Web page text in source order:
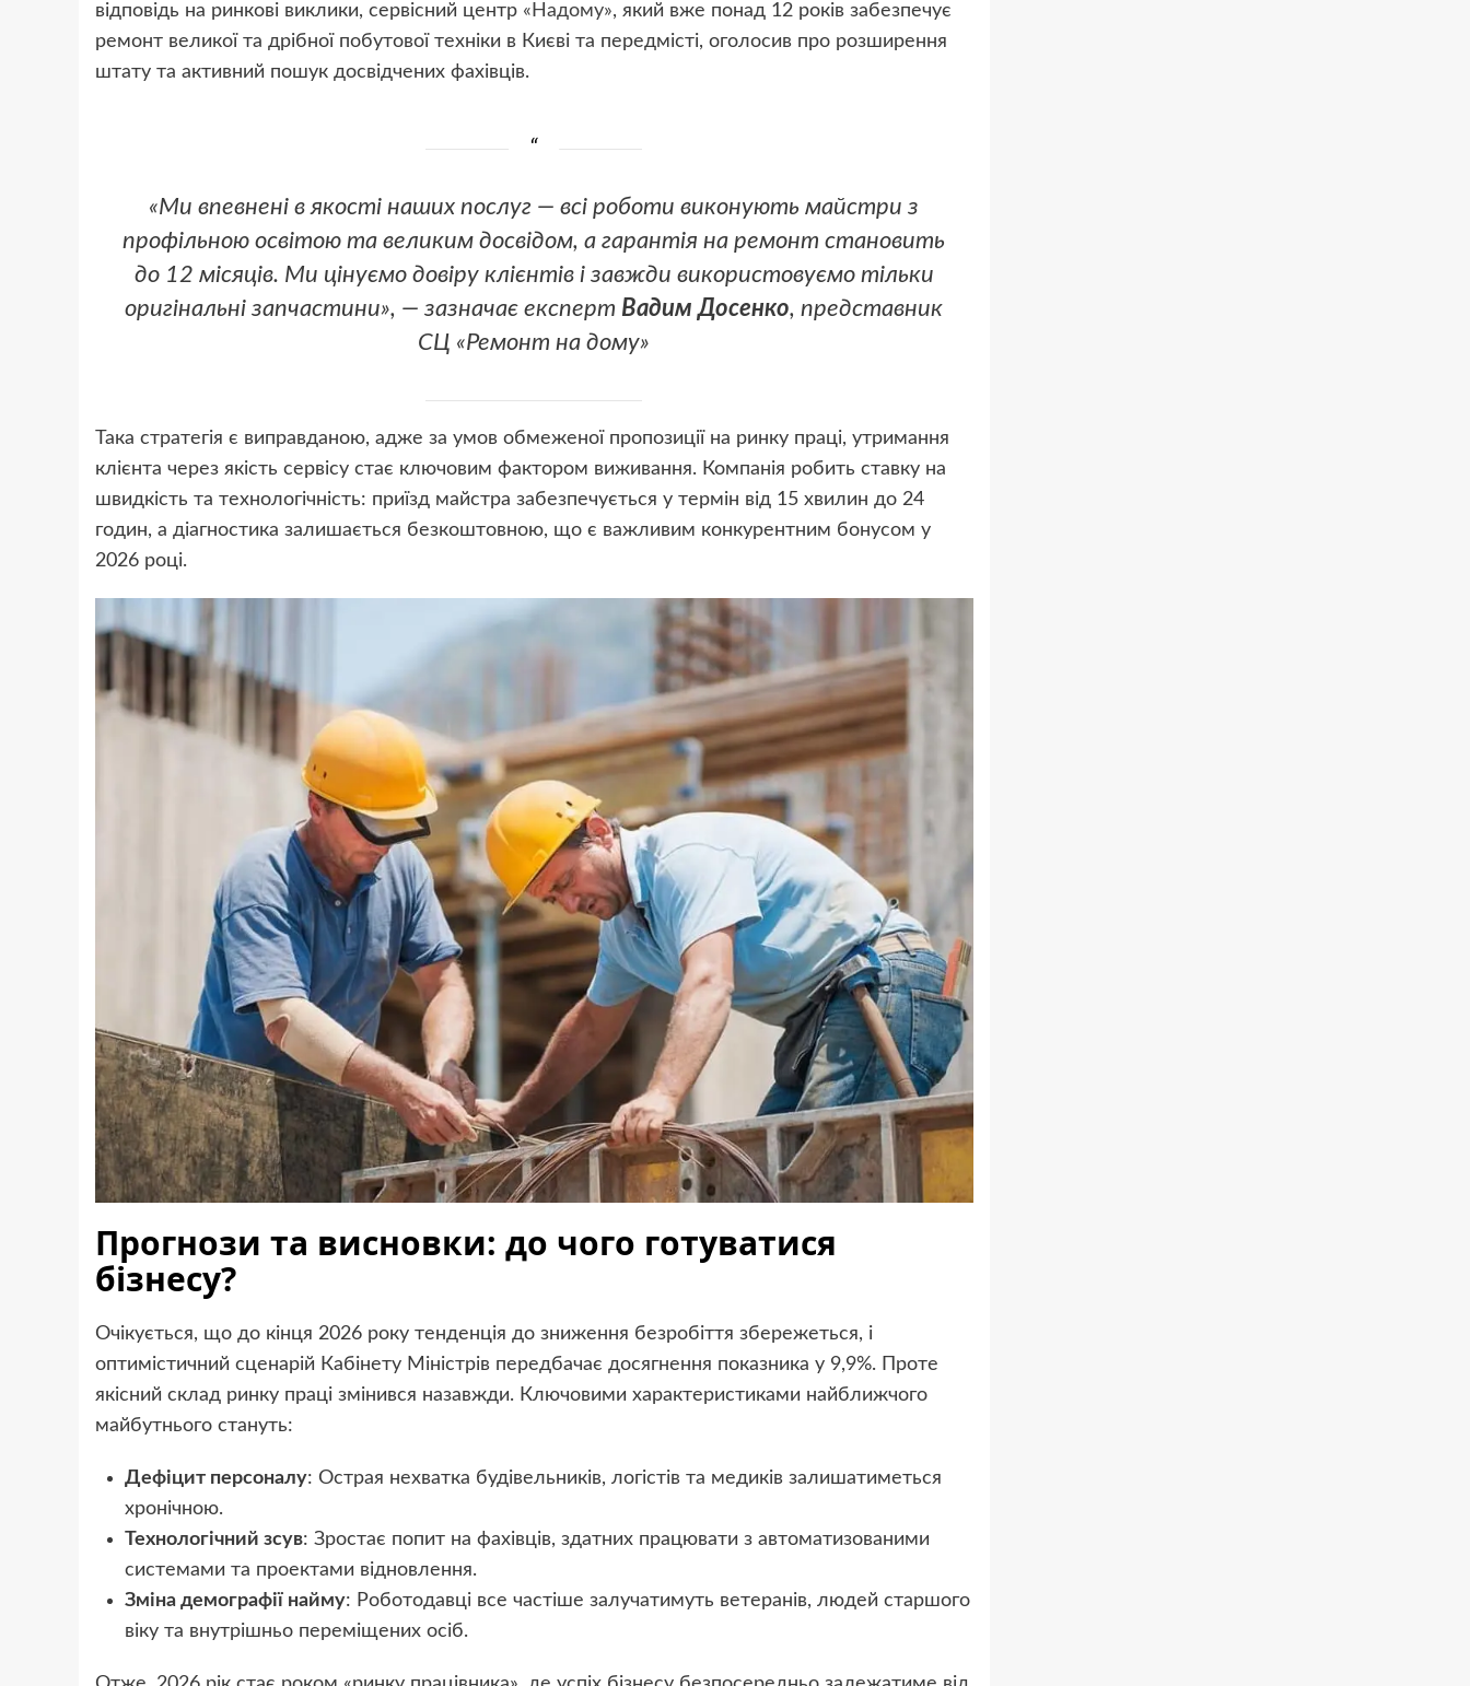
відповідь на ринкові виклики, сервісний центр «Надому», який вже понад 12 років забезпечує
ремонт великої та дрібної побутової техніки в Києві та передмісті, оголосив про розширення
штату та активний пошук досвідчених фахівців.
«Ми впевнені в якості наших послуг — всі роботи виконують майстри з
профільною освітою та великим досвідом, а гарантія на ремонт становить
до 12 місяців. Ми цінуємо довіру клієнтів і завжди використовуємо тільки
оригінальні запчастини», — зазначає експерт Вадим Досенко, представник
СЦ «Ремонт на дому»
Така стратегія є виправданою, адже за умов обмеженої пропозиції на ринку праці, утримання
клієнта через якість сервісу стає ключовим фактором виживання. Компанія робить ставку на
швидкість та технологічність: приїзд майстра забезпечується у термін від 15 хвилин до 24
годин, а діагностика залишається безкоштовною, що є важливим конкурентним бонусом у
2026 році.
Прогнози та висновки: до чого готуватися
бізнесу?
Очікується, що до кінця 2026 року тенденція до зниження безробіття збережеться, і
оптимістичний сценарій Кабінету Міністрів передбачає досягнення показника у 9,9%. Проте
якісний склад ринку праці змінився назавжди. Ключовими характеристиками найближчого
майбутнього стануть:
Дефіцит персоналу: Острая нехватка будівельників, логістів та медиків залишатиметься
хронічною.
Технологічний зсув: Зростає попит на фахівців, здатних працювати з автоматизованими
системами та проектами відновлення.
Зміна демографії найму: Роботодавці все частіше залучатимуть ветеранів, людей старшого
віку та внутрішньо переміщених осіб.